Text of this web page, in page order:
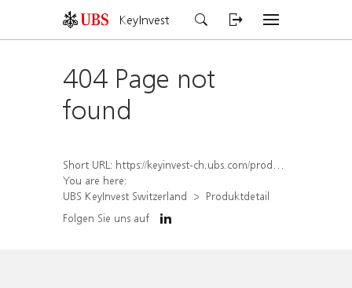
KeyInvest
404 Page not
found
Short URL: https://keyinvest-ch.ubs.com/produkt/detail/index/isin/CH1582449521
You are here:
UBS KeyInvest Switzerland
Produktdetail
Folgen Sie uns auf